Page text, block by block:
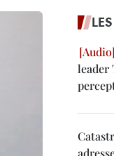
leader